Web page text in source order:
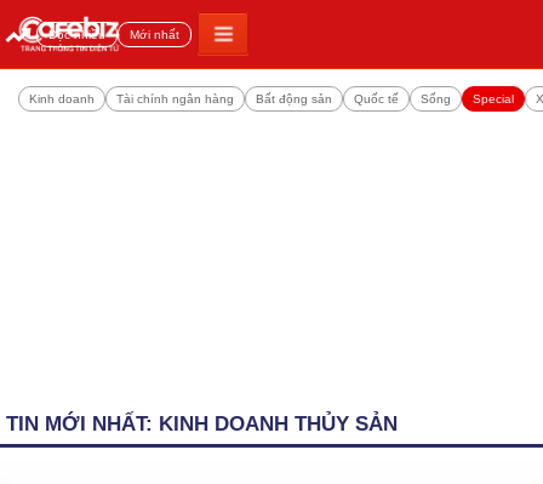
Đọc nhiều Mới nhất
Kinh doanh Tài chính ngân hàng Bất động sản Quốc tế Sống Special
TIN MỚI NHẤT: KINH DOANH THỦY SẢN